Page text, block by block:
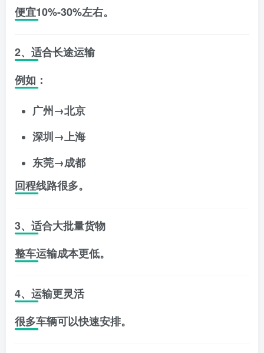
便宜10%-30%左右。
2、适合长途运输
例如：
广州→北京
深圳→上海
东莞→成都
回程线路很多。
3、适合大批量货物
整车运输成本更低。
4、运输更灵活
很多车辆可以快速安排。